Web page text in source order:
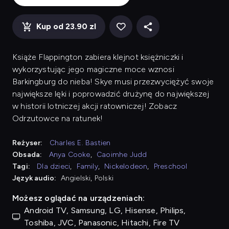
Kup od 23.90 zl
Książe Flappington zabiera klejnot księżniczki i
wykorzystując jego magiczne moce wznosi
Barkingburg do nieba! Skye musi przezwyciężyć swoje
największe lęki i poprowadzić drużynę do największej
w historii lotniczej akcji ratowniczej! Zobacz
Odrzutowce na ratunek!
Reżyser:
Charles E. Bastien
Obsada:
Anya Cooke, Caoimhe Judd
Tagi:
Dla dzieci, Family, Nickelodeon,
Preschool
Język audio: Angielski, Polski
Możesz oglądać na urządzeniach:
Android TV, Samsung, LG, Hisense, Philips,
Toshiba, JVC, Panasonic, Hitachi, Fire TV